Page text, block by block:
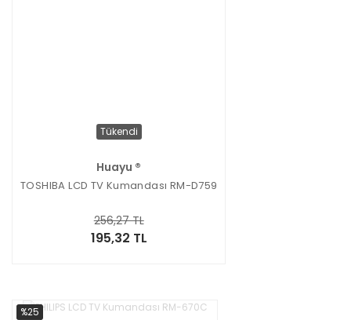
Tükendi
Huayu ®
TOSHIBA LCD TV Kumandası RM-D759
195,32 TL
256,27 TL
%25